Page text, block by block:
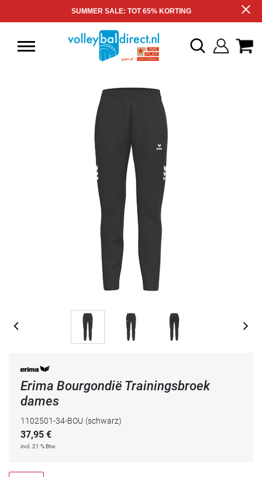
SUMMER SALE: TOT 65% KORTING
Erima Bourgondië Trainingsbroek
dames
1102501-34-BOU (schwarz)
37,95 €
incl. 21 % Btw.